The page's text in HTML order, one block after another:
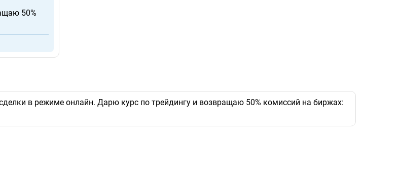
50%
в режиме онлайн. Дарю курс по трейдингу и возвращаю 50% комиссий на биржах: